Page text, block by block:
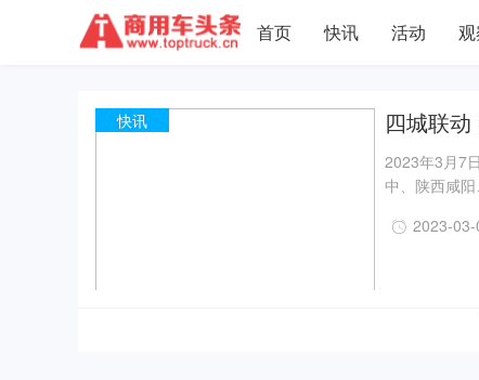
首页 快讯 活动
快讯 四城联
2023年3月7
中、陕西咸
2023-03-